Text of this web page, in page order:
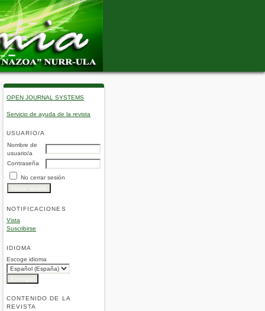
OPEN JOURNAL SYSTEMS
Servicio de ayuda de la revista
USUARIO/A
Nombre de
usuario/a
Contraseña
No cerrar sesión
NOTIFICACIONES
Vista
Suscribirse
IDIOMA
Escoge idioma
CONTENIDO DE LA
REVISTA